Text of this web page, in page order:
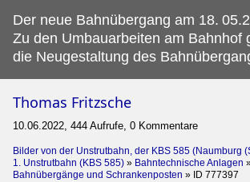
Der neue Bahnübergang am 18.
Zu den Umbauarbeiten am Bahnhof
die Neugestaltung des
Thomas Fritzsche
10.06.2022, 444 Aufrufe, 0 Kommentare
Bilder von der Unstrutbahn, der KBS 585 (Naumburg
1. Unstrutbahn (KBS 585) » Bahntechnische Anlagen
Bahnübergänge und Schrankenposten » ID 777397